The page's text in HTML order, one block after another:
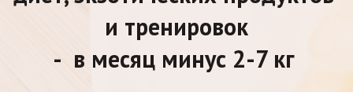
и тренировок
- в месяц минус 2-7 кг